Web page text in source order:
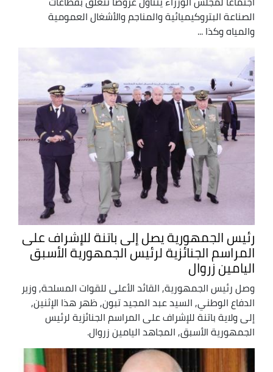
الصناعة البتروكيميائية والمناجم والأشغال العمومية
والمياه وكذا ...
رئيس الجمهورية يصل إلى باتنة للإشراف على
المراسم الجنائزية لرئيس الجمهورية الأسبق
اليامين زروال
وصل رئيس الجمهورية, القائد الأعلى للقوات المسلحة, وزير
الدفاع الوطني, السيد عبد المجيد تبون, ظهر هذا الإثنين,
إلى ولاية باتنة للإشراف على المراسم الجنائزية لرئيس
الجمهورية الأسبق, المجاهد اليامين زروال.